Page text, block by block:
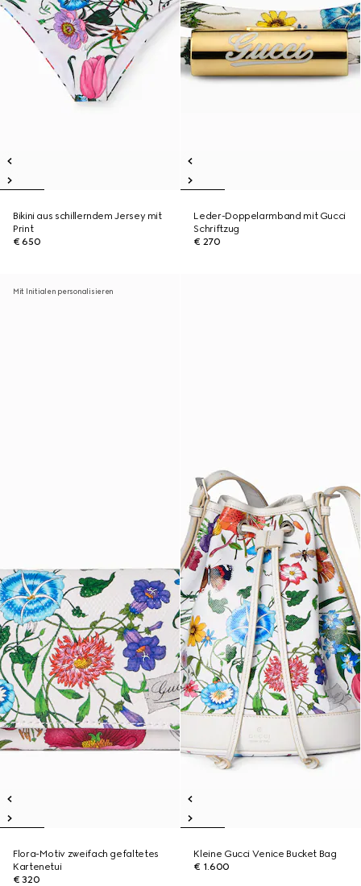
Bikini aus schillerndem Jersey mit
Print
€ 650
Leder-Doppelarmband mit Gucci
Schriftzug
€ 270
Mit Initialen personalisieren
Flora-Motiv zweifach gefaltetes
Kartenetui
€ 320
Kleine Gucci Venice Bucket Bag
€ 1.600